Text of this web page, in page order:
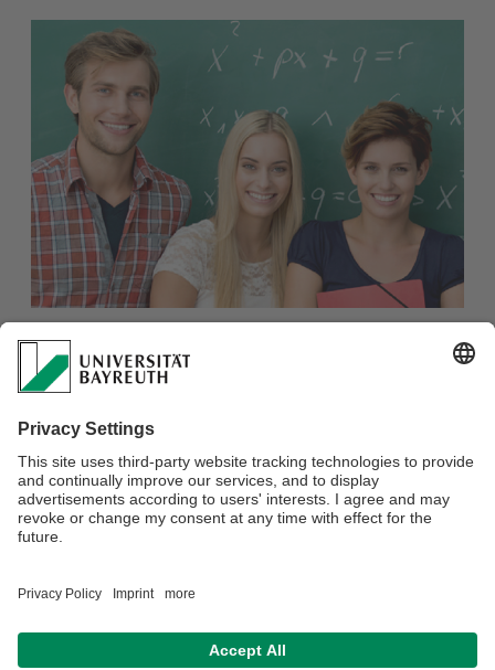
Fachschaft Lehramt
Internetseite:www.ressort-lehramt.uni-
bayreuth.de/de/index.html
Facebook:
Instagram:
E-Learningkurs (intern):
bayreuth.de/enrol/index.php?id=16173
E-Mail:lehramt.stupa@uni-bayreuth.de